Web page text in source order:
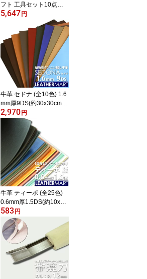
フト 工具セット10点ス
ターターキット＋ヌメ革
タンローA4サイズ｜日本
製 初心者キット 道具 工
具セット 工具キット 手
縫いキット 手縫いセット
ハンドソーイング ハンド
メイド クラフト 手作り
DIY 手芸 ギフト プレゼ
ント 夏休み 工作
5,647円
牛革 セドナ (全10色) 1.6
mm厚9DS(約30x30cm)
日本製 レザー レザーク
ラフト 革 革材料 本革 天
然 タンニンなめし オイ
ル カットレザー カラフ
ル 牛革 ヌメ革 皮 ハンド
メイド コバ磨き DIY エ
イジング 経年変化 レザ
ーマート ツヤ 艶 はぎれ
ハギレ 端切れ
2,970円
牛革 ティーポ (全25色)
0.6mm厚1.5DS(約10x15
cm)【ネコポス対応】薄
い革 日本製 レザー レザ
ークラフト カットレザー
革 材料 天然 本革 タンニ
ン鞣し カラフル パステ
ル 牛革 ヌメ革 皮 スムー
ス ハンドメイド はぎれ
ハギレ 黒 赤 革小物 DIY
583円